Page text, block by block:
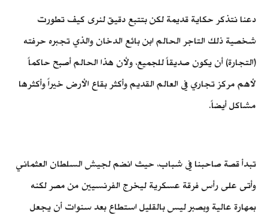
دعنا نتذكر حكاية قديمة لكن بتتبع دقيق لنرى كيف تطورت
شخصية ذلك التاجر الحالم ابن بائع الدخان والذي تجبره حرفته
(التجارة) أن يكون صديقاً للجميع، ولأن هذا الحالم أصبح حاكماً
لأهم مركز تجاري في العالم القديم وأكثر بقاع الأرض خيراً وأكثرها
مشاكل أيضاً.
تبدأ قصة صاحبنا في شباب، حيث انضم لجيش السلطان العثماني
وأتى على رأس فرقة عسكرية ليخرج الفرنسيين من مصر لكنه
بمهارة عالية وبصبر ليس بالقليل استطاع بعد سنوات أن يجعل